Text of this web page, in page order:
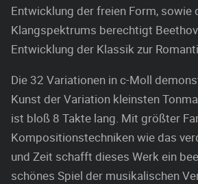
Entwicklung der freien Form, sowie
Klangspektrums berechtigt
Entwicklung der Klassik zur
Die 32 Variationen in c-Moll
Kunst der Variation kleinsten
ist bloß 8 Takte lang. Mit größter
Kompositionstechniken wie das
und Zeit schafft dieses Werk ein
schönes Spiel der musikalischen